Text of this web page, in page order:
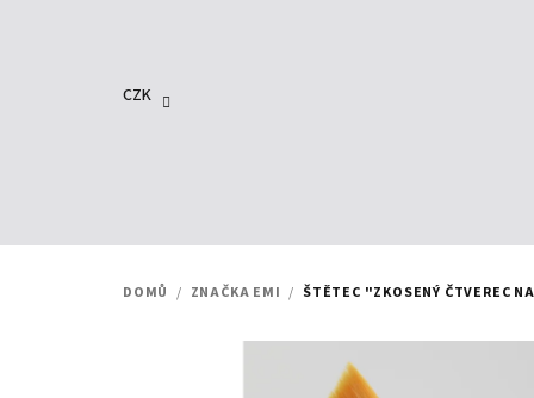
CZK
DOMŮ / ZNAČKA EMI / ŠTĚTEC "ZKOSENÝ ČTVEREC